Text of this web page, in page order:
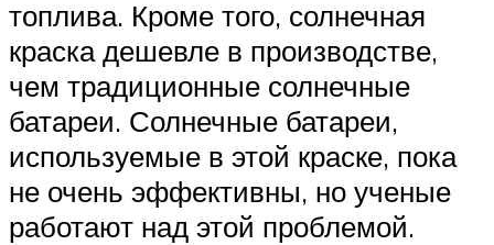
топлива. Кроме того, солнечная
краска дешевле в производстве,
чем традиционные солнечные
батареи. Солнечные батареи,
используемые в этой краске, пока
не очень эффективны, но ученые
работают над этой проблемой.